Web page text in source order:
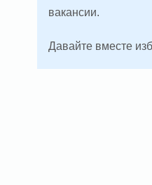
вакансии.
Давайте вместе